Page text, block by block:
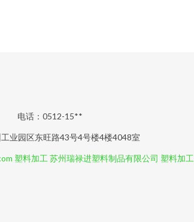
电话：0512-15**
业园区东旺路43号4号楼4楼4048室
塑料加工 苏州瑞禄进塑料制品有限公司 塑料加工